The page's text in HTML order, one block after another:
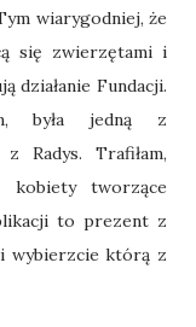
wiarygodniej, że
się zwierzętami i
działanie Fundacji.
była jedną z
Radys. Trafiłam,
tworzące
to prezent z
wybierzcie którą z